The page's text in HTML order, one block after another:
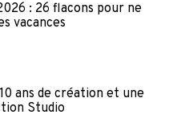
: 26 flacons pour ne
vacances
ans de création et une
Studio